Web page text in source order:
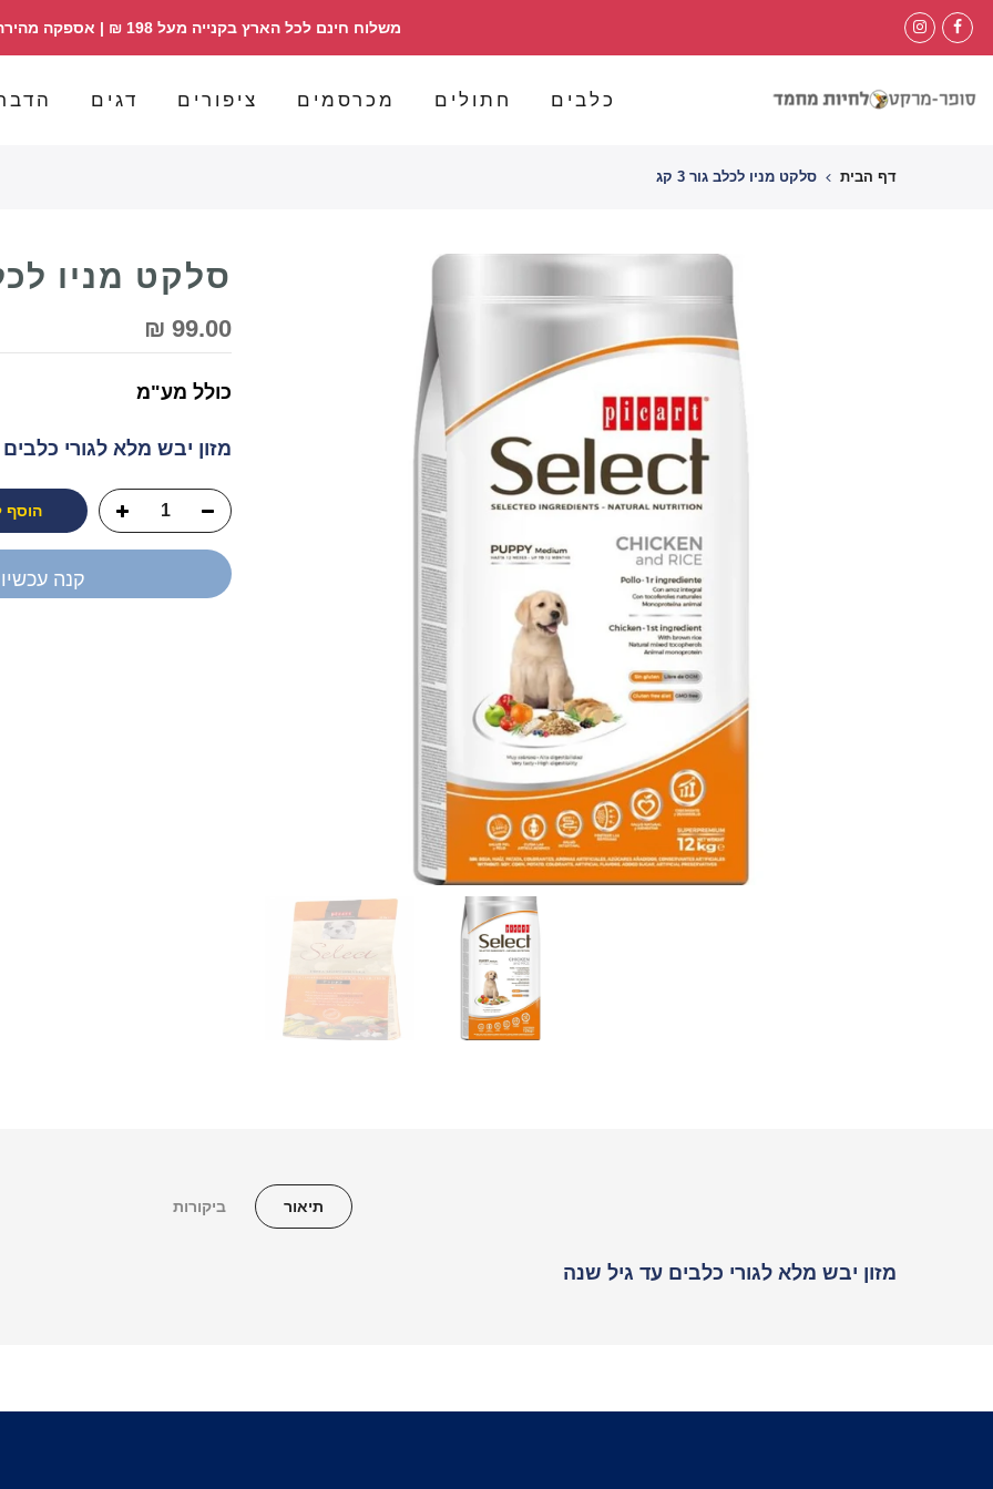
דלג
לתוכן
משלוח חינם לכל הארץ בקנייה מעל 198 ₪ | אספקה מהירה | הזמנות 098358030
כלבים חתולים מכרסמים ציפורים דגים
דף הבית סלקט מניו לכלב גור 3 קג
סלקט מניו לכלב
99.00 ₪
כולל מע"מ
מזון יבש מלא לגורי
הוסף
קנה עכשיו
תיאור ביקורות
מזון יבש מלא לגורי כלבים עד גיל שנה